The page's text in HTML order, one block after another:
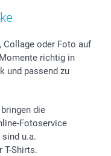
Collage oder Foto auf
richtig in
und passend zu
die
Fotoservice
u.a.
T-Shirts.